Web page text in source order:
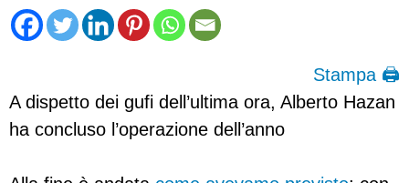
Stampa 🖨
A dispetto dei gufi dell’ultima ora, Alberto Hazan
ha concluso l’operazione dell’anno